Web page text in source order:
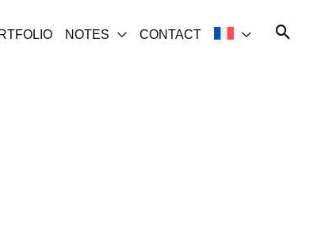
NOTES CONTACT